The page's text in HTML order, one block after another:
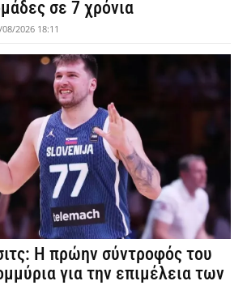
σε 7 χρόνια
2026 18:11
Η πρώην σύντροφός του
για την επιμέλεια των